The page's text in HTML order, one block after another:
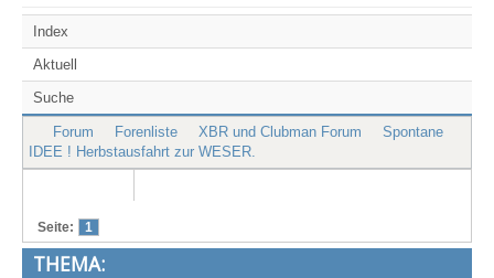
XBR.de
Technik
Forum
Treffen & Touren
Cafe-Ecke
Index
Aktuell
Suche
Forum Forenliste XBR und Clubman Forum
Spontane
IDEE ! Herbstausfahrt zur WESER.
Seite: 1
THEMA: